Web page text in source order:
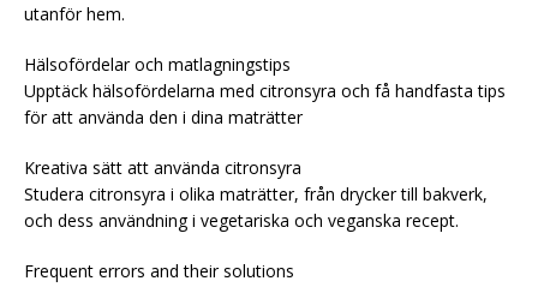
utanför hem.
Hälsofördelar och matlagningstips
Upptäck hälsofördelarna med citronsyra och få handfasta tips
för att använda den i dina maträtter
Kreativa sätt att använda citronsyra
Studera citronsyra i olika maträtter, från drycker till bakverk,
och dess användning i vegetariska och veganska recept.
Frequent errors and their solutions